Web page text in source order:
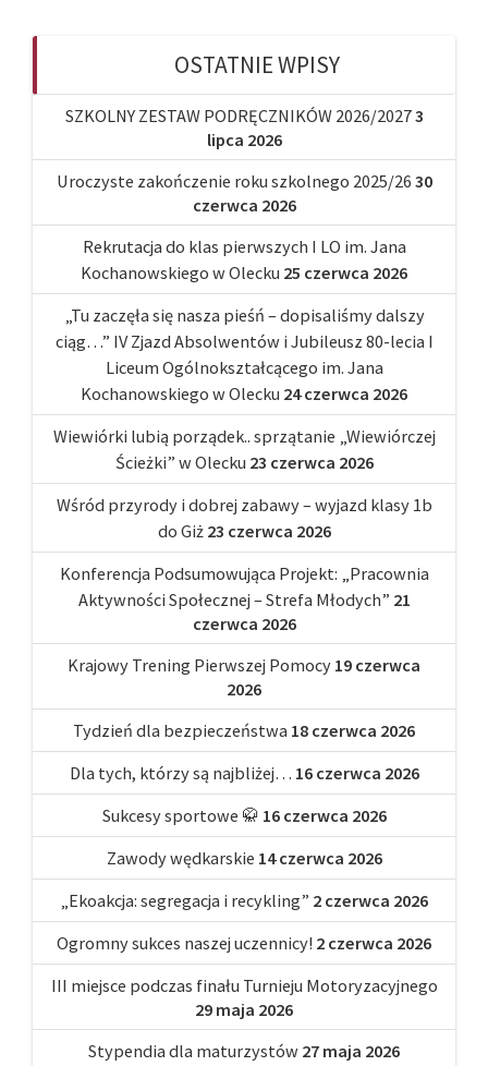
OSTATNIE WPISY
SZKOLNY ZESTAW PODRĘCZNIKÓW 2026/20273
lipca 2026
Uroczyste zakończenie roku szkolnego 2025/26 30
czerwca 2026
Rekrutacja do klas pierwszych I LO im. Jana
Kochanowskiego w Olecku 25 czerwca 2026
„Tu zaczęła się nasza pieśń – dopisaliśmy dalszy
ciąg…” IV Zjazd Absolwentów i Jubileusz 80-lecia I
Liceum Ogólnokształcącego im. Jana
Kochanowskiego w Olecku 24 czerwca 2026
Wiewiórki lubią porządek.. sprzątanie „Wiewiórczej
Ścieżki” w Olecku 23 czerwca 2026
Wśród przyrody i dobrej zabawy – wyjazd klasy 1b
do Giż 23 czerwca 2026
Konferencja Podsumowująca Projekt: „Pracownia
Aktywności Społecznej – Strefa Młodych” 21
czerwca 2026
Krajowy Trening Pierwszej Pomocy 19 czerwca
2026
Tydzień dla bezpieczeństwa 18 czerwca 2026
Dla tych, którzy są najbliżej… 16 czerwca 2026
Sukcesy sportowe 🥋 16 czerwca 2026
Zawody wędkarskie 14 czerwca 2026
„Ekoakcja: segregacja i recykling” 2 czerwca 2026
Ogromny sukces naszej uczennicy! 2 czerwca 2026
III miejsce podczas finału Turnieju Motoryzacyjnego
29 maja 2026
Stypendia dla maturzystów 27 maja 2026